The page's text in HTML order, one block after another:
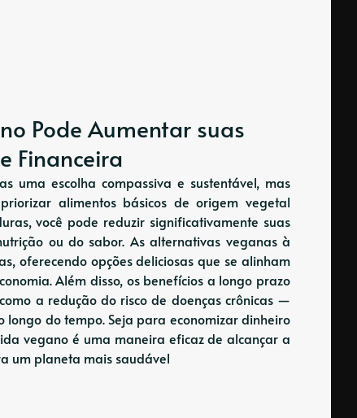
Pode Aumentar suas
Financeira
escolha compassiva e sustentável, mas
alimentos básicos de origem vegetal
você pode reduzir significativamente suas
ou do sabor. As alternativas veganas à
oferecendo opções deliciosas que se alinham
Além disso, os benefícios a longo prazo
a redução do risco de doenças crônicas —
do tempo. Seja para economizar dinheiro
vegano é uma maneira eficaz de alcançar a
um planeta mais saudável